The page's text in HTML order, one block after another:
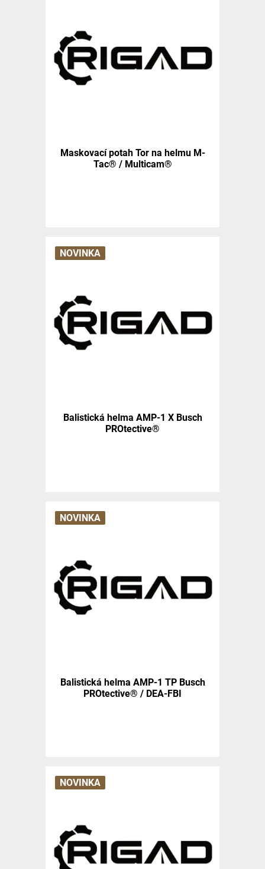
Maskovací potah Tor na helmu M-
Tac® / Multicam®
NOVINKA
Balistická helma AMP-1 X Busch
PROtective®
NOVINKA
Balistická helma AMP-1 TP Busch
PROtective® / DEA-FBI
NOVINKA